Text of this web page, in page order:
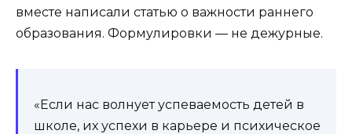
вместе написали статью о важности раннего
образования. Формулировки — не дежурные.
«Если нас волнует успеваемость детей в
школе, их успехи в карьере и психическое